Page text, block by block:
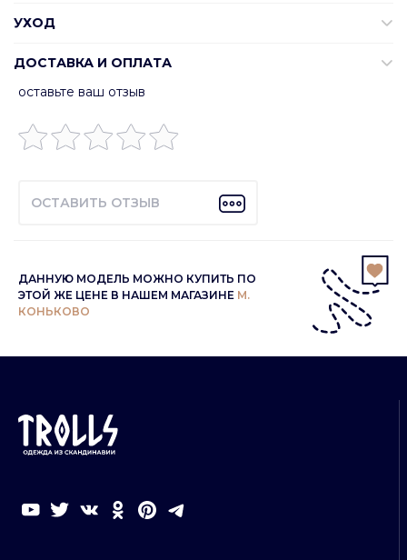
УХОД
ДОСТАВКА И ОПЛАТА
оставьте ваш отзыв
ОСТАВИТЬ ОТЗЫВ
ДАННУЮ МОДЕЛЬ МОЖНО КУПИТЬ ПО
ЭТОЙ ЖЕ ЦЕНЕ В НАШЕМ МАГАЗИНЕ М.
КОНЬКОВО